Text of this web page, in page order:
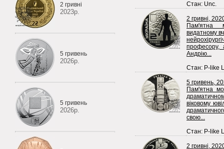
2 гривні
2023р.
5 гривень
2026р.
5 гривень
2026р.
Стан: Unc.
2 гривні,
Пам'ятна
видатному
професору,
Андрію...
Стан: P-like
5 гривень,
Пам'ятна
віковому
свою...
Стан: P-like
2 гривні,